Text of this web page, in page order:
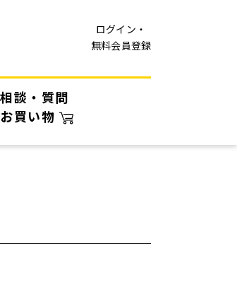
ログイン・
無料会員登録
相談・質問
お買い物